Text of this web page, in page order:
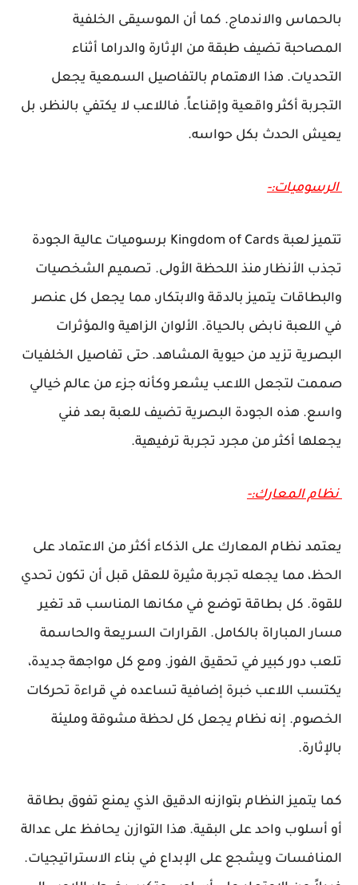
بالحماس والاندماج. كما أن الموسيقى الخلفية
المصاحبة تضيف طبقة من الإثارة والدراما أثناء
التحديات. هذا الاهتمام بالتفاصيل السمعية يجعل
التجربة أكثر واقعية وإقناعاً. فاللاعب لا يكتفي بالنظر، بل
يعيش الحدث بكل حواسه.
الرسوميات:-
تتميز لعبة Kingdom of Cards برسوميات عالية الجودة
تجذب الأنظار منذ اللحظة الأولى. تصميم الشخصيات
والبطاقات يتميز بالدقة والابتكار، مما يجعل كل عنصر
في اللعبة نابض بالحياة. الألوان الزاهية والمؤثرات
البصرية تزيد من حيوية المشاهد. حتى تفاصيل الخلفيات
صممت لتجعل اللاعب يشعر وكأنه جزء من عالم خيالي
واسع. هذه الجودة البصرية تضيف للعبة بعد فني
يجعلها أكثر من مجرد تجربة ترفيهية.
نظام المعارك:-
يعتمد نظام المعارك على الذكاء أكثر من الاعتماد على
الحظ، مما يجعله تجربة مثيرة للعقل قبل أن تكون تحدي
للقوة. كل بطاقة توضع في مكانها المناسب قد تغير
مسار المباراة بالكامل. القرارات السريعة والحاسمة
تلعب دور كبير في تحقيق الفوز. ومع كل مواجهة جديدة،
يكتسب اللاعب خبرة إضافية تساعده في قراءة تحركات
الخصوم. إنه نظام يجعل كل لحظة مشوقة ومليئة
بالإثارة.
كما يتميز النظام بتوازنه الدقيق الذي يمنع تفوق بطاقة
أو أسلوب واحد على البقية. هذا التوازن يحافظ على عدالة
المنافسات ويشجع على الإبداع في بناء الاستراتيجيات.